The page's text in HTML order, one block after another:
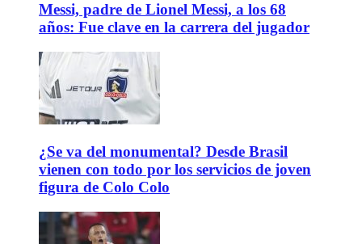
Messi, padre de Lionel Messi, a los 68
años: Fue clave en la carrera del jugador
¿Se va del monumental? Desde Brasil
vienen con todo por los servicios de joven
figura de Colo Colo